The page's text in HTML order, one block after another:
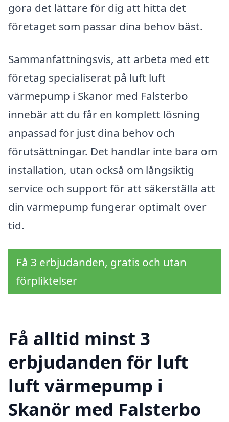
göra det lättare för dig att hitta det
företaget som passar dina behov bäst.
Sammanfattningsvis, att arbeta med ett
företag specialiserat på luft luft
värmepump i Skanör med Falsterbo
innebär att du får en komplett lösning
anpassad för just dina behov och
förutsättningar. Det handlar inte bara om
installation, utan också om långsiktig
service och support för att säkerställa att
din värmepump fungerar optimalt över
tid.
Få 3 erbjudanden, gratis och utan
förpliktelser
Få alltid minst 3
erbjudanden för luft
luft värmepump i
Skanör med Falsterbo